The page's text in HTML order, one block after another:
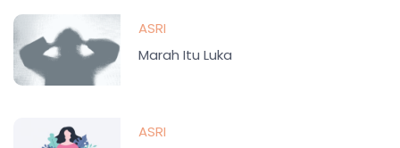
ASRI
Marah Itu Luka
ASRI